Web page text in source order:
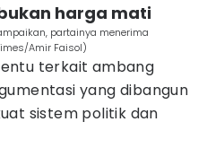
harga mati
partainya menerima
Amir Faisol)
terkait ambang
yang dibangun
sistem politik dan